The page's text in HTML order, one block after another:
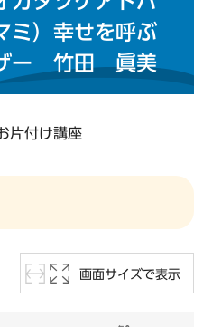
）幸せを呼ぶ
ザー 竹田 眞美
片付け講座
画面サイズで表示